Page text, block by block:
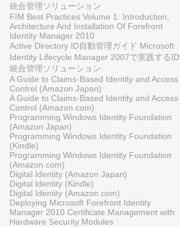
統合管理ソリューション
FIM Best Practices Volume 1: Introduction,
Architecture And Installation Of Forefront
Identity Manager 2010
Active Directory ID自動管理ガイド Microsoft
Identity Lifecycle Manager 2007で実践するID
統合管理ソリューション
A Guide to Claims-Based Identity and Access
Control (Amazon Japan)
A Guide to Claims-Based Identity and Access
Control (Amazon.com)
Programming Windows Identity Foundation
(Amazon Japan)
Programming Windows Identity Foundation
(Kindle)
Programming Windows Identity Foundation
(Amazon.com)
Digital Identity (Amazon Japan)
Digital Identity (Kindle)
Digital Identity (Amazon.com)
Deploying Microsoft Forefront Identity
Manager 2010 Certificate Management with
Hardware Security Modules